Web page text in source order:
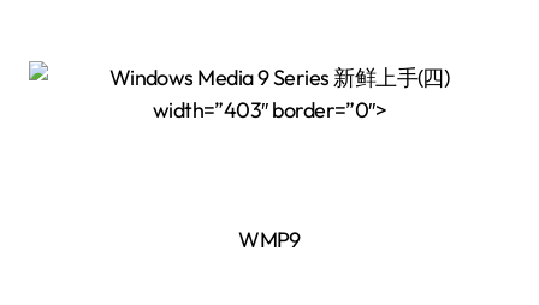
width=”403″ border=”0″>
WMP9